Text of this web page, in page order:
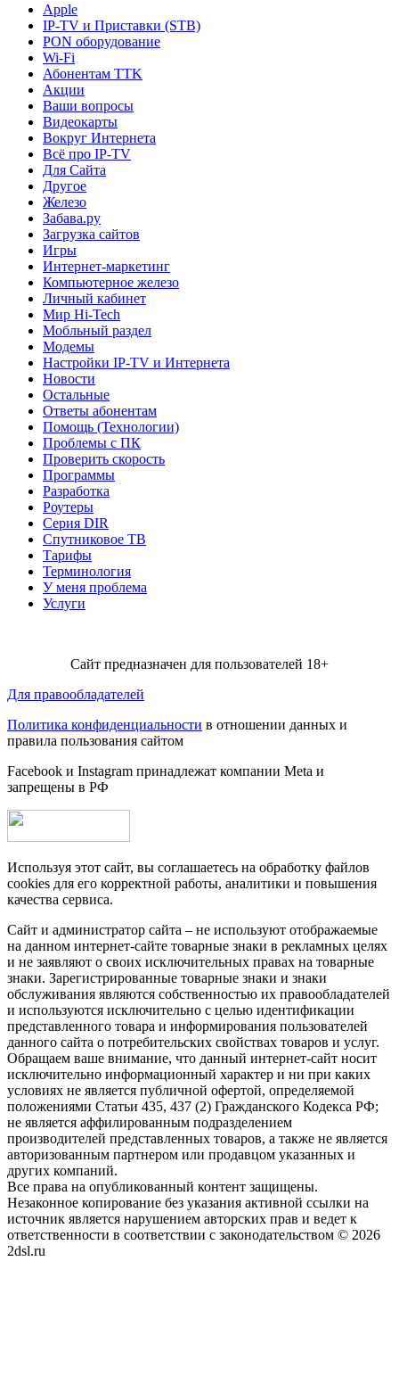
Apple
IP-TV и Приставки (STB)
PON оборудование
Wi-Fi
Абонентам TTK
Акции
Ваши вопросы
Видеокарты
Вокруг Интернета
Всё про IP-TV
Для Сайта
Другое
Железо
Забава.ру
Загрузка сайтов
Игры
Интернет-маркетинг
Компьютерное железо
Личный кабинет
Мир Hi-Tech
Мобльный раздел
Модемы
Настройки IP-TV и Интернета
Новости
Остальные
Ответы абонентам
Помощь (Технологии)
Проблемы с ПК
Проверить скорость
Программы
Разработка
Роутеры
Серия DIR
Спутниковое ТВ
Тарифы
Терминология
У меня проблема
Услуги
Сайт предназначен для пользователей 18+
Для правообладателей
Политика конфиденциальности в отношении данных и
правила пользования сайтом
Facebook и Instagram принадлежат компании Metа и
запрещены в РФ
Используя этот сайт, вы соглашаетесь на обработку файлов
cookies для его корректной работы, аналитики и повышения
качества сервиса.
Сайт и администратор сайта – не используют отображаемые
на данном интернет-сайте товарные знаки в рекламных целях
и не заявляют о своих исключительных правах на товарные
знаки. Зарегистрированные товарные знаки и знаки
обслуживания являются собственностью их правообладателей
и используются исключительно с целью идентификации
представленного товара и информирования пользователей
данного сайта о потребительских свойствах товаров и услуг.
Обращаем ваше внимание, что данный интернет-сайт носит
исключительно информационный характер и ни при каких
условиях не является публичной офертой, определяемой
положениями Статьи 435, 437 (2) Гражданского Кодекса РФ;
не является аффилированным подразделением
производителей представленных товаров, а также не является
авторизованным партнером или продавцом указанных и
других компаний.
Все права на опубликованный контент защищены.
Незаконное копирование без указания активной ссылки на
источник является нарушением авторских прав и ведет к
ответственности в соответствии с законодательством © 2026
2dsl.ru